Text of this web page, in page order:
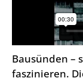
Bausünden –
faszinieren.